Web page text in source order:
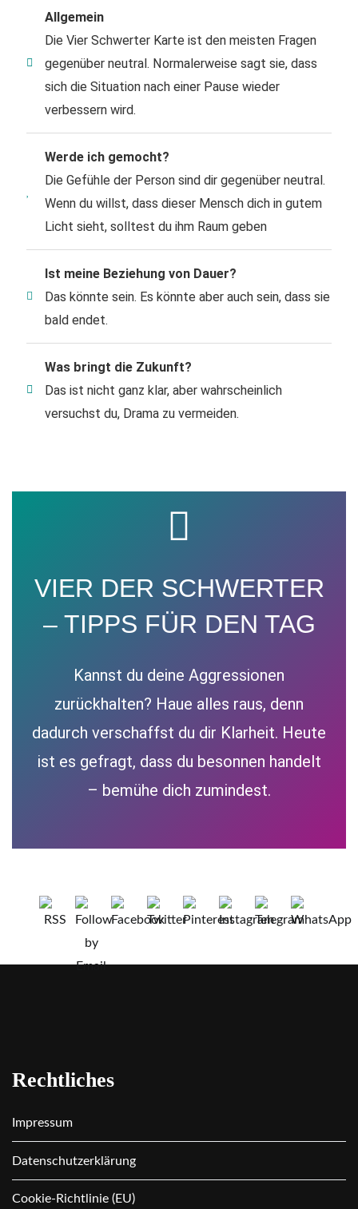
Allgemein
Die Vier Schwerter Karte ist den meisten Fragen
gegenüber neutral. Normalerweise sagt sie, dass
sich die Situation nach einer Pause wieder
verbessern wird.
Werde ich gemocht?
Die Gefühle der Person sind dir gegenüber neutral.
Wenn du willst, dass dieser Mensch dich in gutem
Licht sieht, solltest du ihm Raum geben
Ist meine Beziehung von Dauer?
Das könnte sein. Es könnte aber auch sein, dass sie
bald endet.
Was bringt die Zukunft?
Das ist nicht ganz klar, aber wahrscheinlich
versuchst du, Drama zu vermeiden.
VIER DER SCHWERTER
– TIPPS FÜR DEN TAG
Kannst du deine Aggressionen
zurückhalten? Haue alles raus, denn
dadurch verschaffst du dir Klarheit. Heute
ist es gefragt, dass du besonnen handelt
– bemühe dich zumindest.
Rechtliches
Impressum
Datenschutzerklärung
Cookie-Richtlinie (EU)